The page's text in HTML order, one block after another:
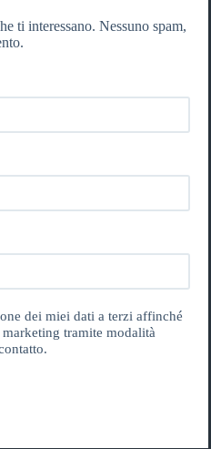
ti interessano. Nessuno spam,
dei miei dati a terzi affinché
tramite modalità